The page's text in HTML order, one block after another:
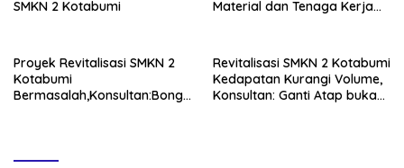
SMKN 2 Kotabumi
Material dan Tenaga Kerja
Proyek Revitalisasi SMKN 2
Kotabumi
Bermasalah,Konsultan:Bongk
Revitalisasi SMKN 2 Kotabumi
Kedapatan Kurangi Volume,
Konsultan: Ganti Atap bukan